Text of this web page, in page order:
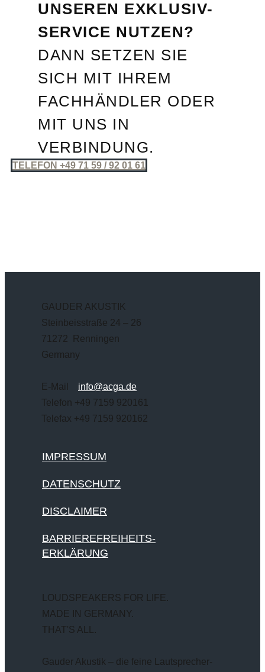
UNSEREN EXKLUSIV-
SERVICE NUTZEN?
DANN SETZEN SIE
SICH MIT IHREM
FACHHÄNDLER ODER
MIT UNS IN
VERBINDUNG.
TELEFON +49 71 59 / 92 01 61
GAUDER AKUSTIK
Steinbeisstraße 24 – 26
71272 Renningen
Germany
E-Mail info@acga.de
Telefon +49 7159 920161
Telefax +49 7159 920162
IMPRESSUM
DATENSCHUTZ
DISCLAIMER
BARRIEREFREIHEITS-
ERKLÄRUNG
LOUDSPEAKERS FOR LIFE.
MADE IN GERMANY.
THAT'S ALL.
Gauder Akustik – die feine Lautsprecher-